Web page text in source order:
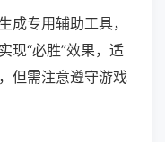
成专用辅助工具，
现“必胜”效果，适
但需注意遵守游戏